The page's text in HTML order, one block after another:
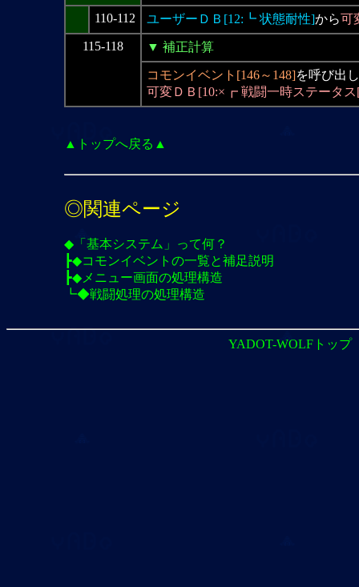
110-112 ユーザーＤＢ[12:┗ 状態耐性]から可
115-118
▼ 補正計算
コモンイベント[146～148]を呼び出
可変ＤＢ[10:×┏ 戦闘一時ステータ
▲トップへ戻る▲
◎関連ページ
◆「基本システム」って何？
┣◆コモンイベントの一覧と補足説明
┣◆メニュー画面の処理構造
┗◆戦闘処理の処理構造
YADOT-WOLFトップ